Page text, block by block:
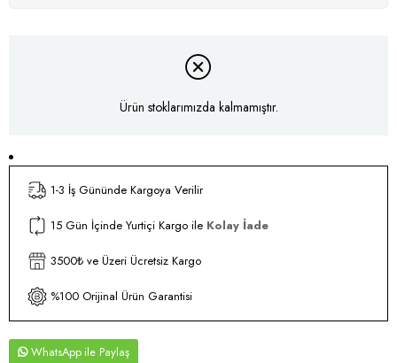
Ürün stoklarımızda kalmamıştır.
1-3 İş Gününde Kargoya Verilir
15 Gün İçinde Yurtiçi Kargo ile Kolay İade
3500₺ ve Üzeri Ücretsiz Kargo
%100 Orijinal Ürün Garantisi
WhatsApp